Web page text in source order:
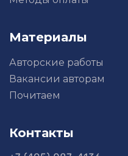
Материалы
Авторские работы
Вакансии авторам
Почитаем
Контакты